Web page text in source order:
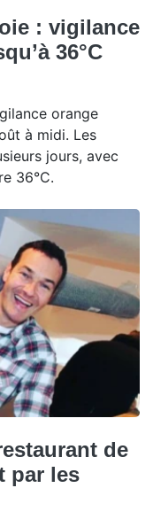
: vigilance
36°C
orange
à midi. Les
jours, avec
36°C.
de
par les